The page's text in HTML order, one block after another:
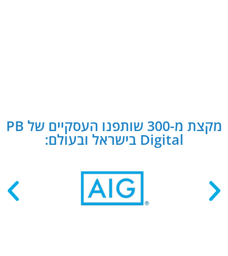
מקצת מ-300 שותפנו העסקיים של PB
Digital בישראל ובעולם: